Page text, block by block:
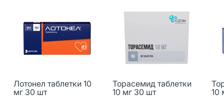
Лотонел таблетки 10
мг 30 шт
Торасемид таблетки
10 мг 30 шт
10